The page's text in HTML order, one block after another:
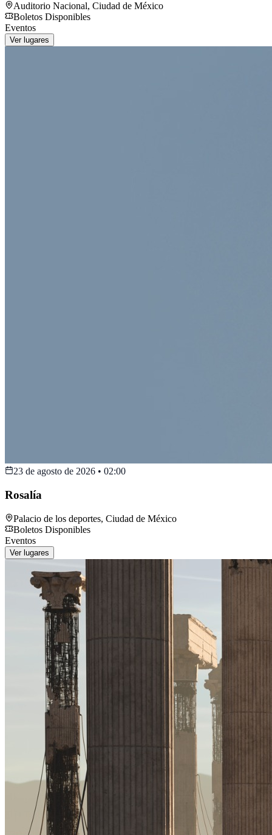
Auditorio Nacional, Ciudad de México
Boletos Disponibles
Eventos
Ver lugares
23 de agosto de 2026 • 02:00
Rosalía
Palacio de los deportes, Ciudad de México
Boletos Disponibles
Eventos
Ver lugares